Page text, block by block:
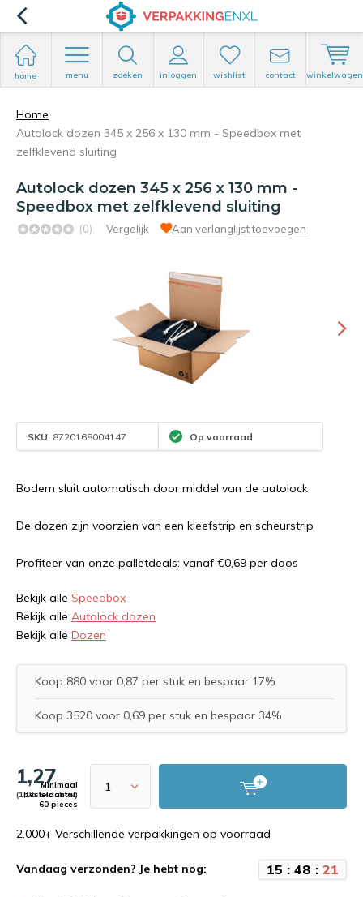
home menu zoeken inloggen wishlist contact winkelwagen
Home
Autolock dozen 345 x 256 x 130 mm - Speedbox met
zelfklevend sluiting
Autolock dozen 345 x 256 x 130 mm -
Speedbox met zelfklevend sluiting
(0) Vergelijk Aan verlanglijst toevoegen
SKU: 8720168004147 Op voorraad
Bodem sluit automatisch door middel van de autolock
De dozen zijn voorzien van een kleefstrip en scheurstrip
Profiteer van onze palletdeals: vanaf €0,69 per doos
Bekijk alle Speedbox
Bekijk alle Autolock dozen
Bekijk alle Dozen
Koop 880 voor 0,87 per stuk en bespaar 17%
Koop 3520 voor 0,69 per stuk en bespaar 34%
1,27
(1,05 Excl. btw)
Minimaal
bestelaantal:
60 pieces
2.000+ Verschillende verpakkingen op voorraad
Vandaag verzonden? Je hebt nog: 15 : 48 : 20